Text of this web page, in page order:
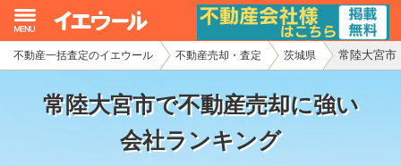
不動産一括査定のイエウール 不動産売却・査定 茨城県 常陸大宮市
常陸大宮市で不動産売却に強い
会社ランキング
イエウール加盟希望の不動産会社様
初めての方へ